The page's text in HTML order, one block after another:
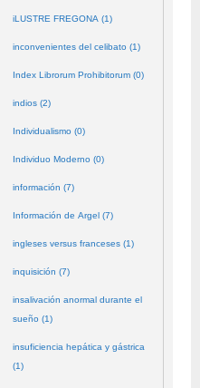
iLUSTRE FREGONA (1)
inconvenientes del celibato (1)
Index Librorum Prohibitorum (0)
indios (2)
Individualismo (0)
Individuo Moderno (0)
información (7)
Información de Argel (7)
ingleses versus franceses (1)
inquisición (7)
insalivación anormal durante el
sueño (1)
insuficiencia hepática y gástrica
(1)